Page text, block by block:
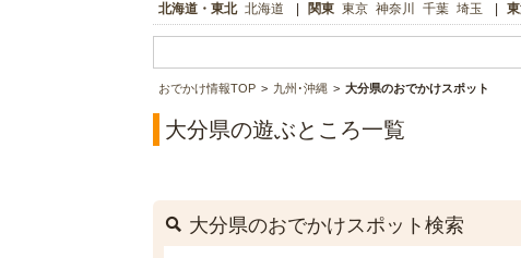
北海道・東北 北海道 関東 東京 神奈川 千葉 埼玉
おでかけ情報TOP 九州･沖縄 大分県のおでかけスポット
大分県の遊ぶところ一覧
大分県のおでかけスポット検索